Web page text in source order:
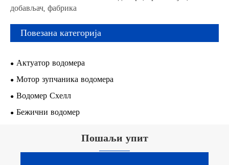
добављач, фабрика
Повезана категорија
Актуатор водомера
Мотор зупчаника водомера
Водомер Схелл
Бежични водомер
Пошаљи упит